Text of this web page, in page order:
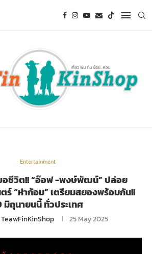
Entertainment
อชีวิต!! “อ๊อฟ -พงษ์พัฒน์” ปล่อย
ร์ “ห่าก้อม” เตรียมสยองพร้อมกัน!!
มิถุนายนนี้ ทั่วประเทศ
TeawFinKinShop 25 May 2025